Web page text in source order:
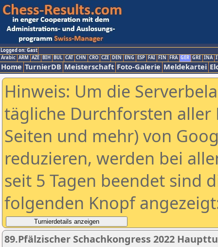
Logged on: Gast
Arabic ARM AZE BIH BUL CAT CHN CRO CZE DEN ENG ESP FAI FIN FRA GER GRE INA
Home TurnierDB Meisterschaft Foto-Galerie Meldekartei
Hinweis: Um die
tägliche Durchforsten aller
Seiten und mehr) von
reduzieren, werden bei
seit 5 Tagen beendet sind
folgenden Knopf
89.Pfälzischer Schachkongress 2022